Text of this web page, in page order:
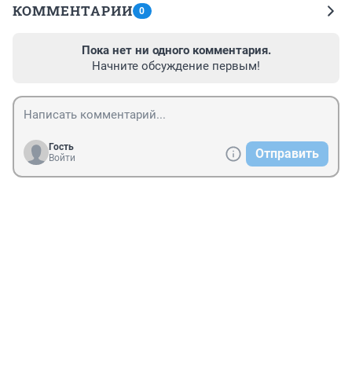
КОММЕНТАРИИ 0
Пока нет ни одного комментария.
Начните обсуждение первым!
Гость
Войти
Отправить